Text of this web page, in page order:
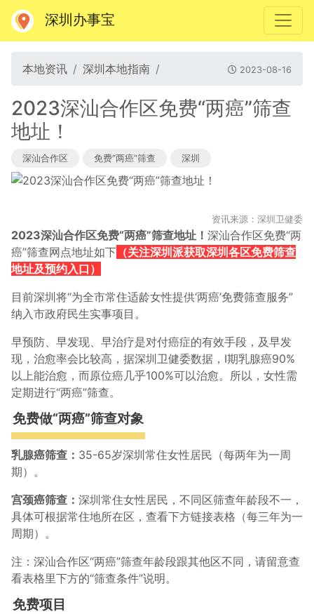
深圳办事宝
本地资讯 深圳本地指南 2023-08-16
2023深汕合作区免费“两癌”筛查
地址！
深汕合作区 免费“两癌”筛查 深圳
资讯来源：深圳卫健委
2023深汕合作区免费“两癌”筛查地址！ 深汕合作区免费“两
癌”筛查网点地址如下 （关注深圳派获取深圳各区免费筛查
地址及预约入口）
目前深圳将“为全市常住适龄女性提供‘两癌’免费筛查服务”
纳入市政府民生实事项目。
早预防、早发现、早治疗是对付癌症的有效手段，及早发
现，治愈率会比较高，据深圳卫健委数据，Ⅰ期乳腺癌90%
以上能治愈，而原位癌几乎100%可以治愈。所以，女性需
定期进行“两癌”筛查。
免费做“两癌”筛查对象
乳腺癌筛查： 35-65岁深圳常住女性居民（每两年为一周
期）。
宫颈癌筛查： 深圳常住女性居民，不同区筛查年龄段不一，
具体可根据常住地所在区，查看下方链接表格（每三年为一
周期）。
注：深汕合作区“两癌”筛查年龄段跟其他区不同，请留意查
看表格里下方的“筛查条件”说明。
免费项目